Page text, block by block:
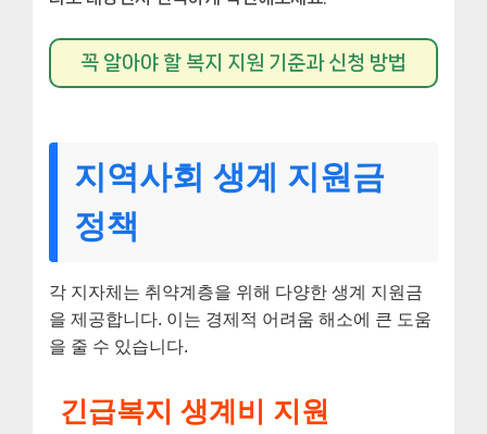
꼭 알아야 할 복지 지원 기준과 신청 방법
지역사회 생계 지원금
정책
각 지자체는 취약계층을 위해 다양한 생계 지원금
을 제공합니다. 이는 경제적 어려움 해소에 큰 도움
을 줄 수 있습니다.
긴급복지 생계비 지원